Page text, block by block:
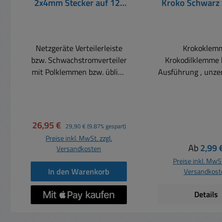
Netzgeräte Verteilerleiste
bzw. Schwachstromverteiler
mit Polklemmen bzw. üblich
Festspannungsnetzteilen
oder auch regelbaren
Netzteilen aller Art ideal für
Prüfaufbauten,
Werkstätten, Labor, Service,
Werkbank, Schule, Hobby,
Modellbau usw. Verteiler auf
Verkaufspreis:
26,95 € Regulärer Preis:
29,90 € (9.87% gespart)
Preise inkl. MwSt. zzgl.
Versandkosten
In den Warenkorb
Ausführung ,
Länge ca: 80-
Steckbereich
10mOhm
Ab2,99
Preise inkl.
Details